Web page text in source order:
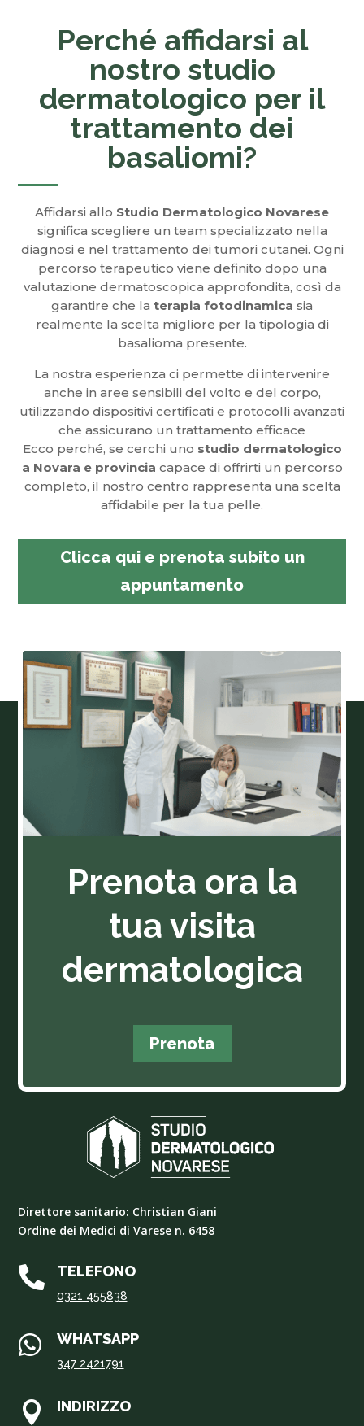
Perché affidarsi al
nostro studio
dermatologico per il
trattamento dei
basaliomi?
Affidarsi allo Studio Dermatologico Novarese
significa scegliere un team specializzato nella
diagnosi e nel trattamento dei tumori cutanei. Ogni
percorso terapeutico viene definito dopo una
valutazione dermatoscopica approfondita, così da
garantire che la terapia fotodinamica sia
realmente la scelta migliore per la tipologia di
basalioma presente.
La nostra esperienza ci permette di intervenire
anche in aree sensibili del volto e del corpo,
utilizzando dispositivi certificati e protocolli avanzati
che assicurano un trattamento efficace
Ecco perché, se cerchi uno studio dermatologico
a Novara e provincia capace di offrirti un percorso
completo, il nostro centro rappresenta una scelta
affidabile per la tua pelle.
Clicca qui e prenota subito un
appuntamento
Prenota ora la
tua visita
dermatologica
Prenota
Direttore sanitario: Christian Giani
Ordine dei Medici di Varese n. 6458
 TELEFONO
0321 455838
 WHATSAPP
347 2421791
 INDIRIZZO